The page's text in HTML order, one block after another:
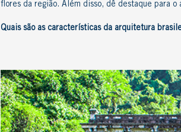
flores da região. Além disso, dê destaque para
Quais são as características da arquitetura